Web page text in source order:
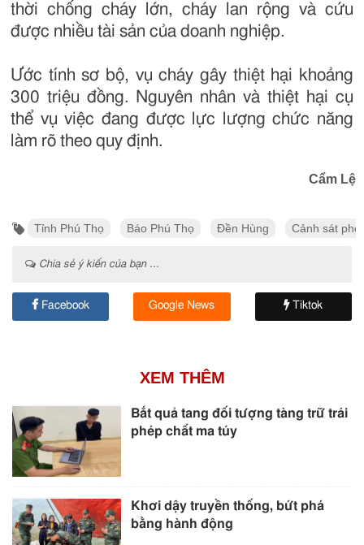
thời chống cháy lớn, cháy lan rộng và cứu
được nhiều tài sản của doanh nghiệp.
Ước tính sơ bộ, vụ cháy gây thiệt hại khoảng
300 triệu đồng. Nguyên nhân và thiệt hại cụ
thể vụ việc đang được lực lượng chức năng
làm rõ theo quy định.
Cẩm Lệ
Tỉnh Phú Thọ Báo Phú Thọ Đền Hùng Cảnh sát
Chia sẻ ý kiến của bạn ...
Facebook Google News Tiktok
XEM THÊM
Bắt quả tang đối tượng tàng trữ trái
phép chất ma túy
Khơi dậy truyền thống, bứt phá
bằng hành động